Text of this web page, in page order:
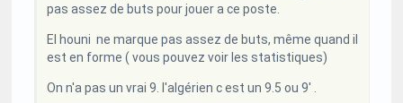
pas assez de buts pour jouer a ce poste.
El houni ne marque pas assez de buts, même quand il
est en forme ( vous pouvez voir les statistiques)
On n'a pas un vrai 9. l'algérien c est un 9.5 ou 9' .